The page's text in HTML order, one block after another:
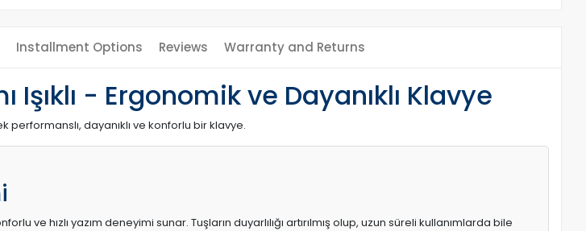
Installment Options Reviews Warranty and Returns
Işıklı - Ergonomik ve Dayanıklı Klavye
performanslı, dayanıklı ve konforlu bir klavye.
ve hızlı yazım deneyimi sunar. Tuşların duyarlılığı artırılmış olup, uzun süreli kullanımlarda bile